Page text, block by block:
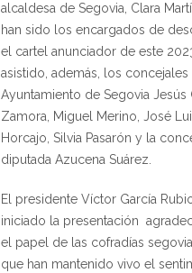
alcaldesa de Segovia, Clara
han sido los encargados de
el cartel anunciador de este
asistido, además, los
Ayuntamiento de Segovia Jesús
Zamora, Miguel Merino, José
Horcajo, Silvia Pasarón y la
diputada Azucena Suárez.
El presidente Víctor García
iniciado la presentación
el papel de las cofradías
que han mantenido vivo el